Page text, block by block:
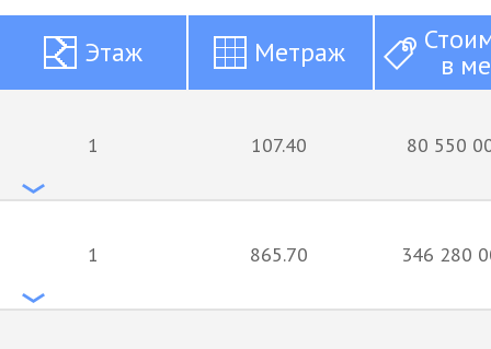
Этаж Метраж в
1 107.40 80 550
1 865.70 346 280